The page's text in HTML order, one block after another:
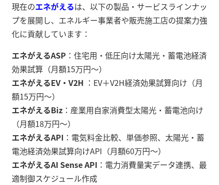
現在のエネがえるは、以下の製品・サービスラインナッ
プを展開し、エネルギー事業者や販売施工店の提案力強
化に貢献しています：
エネがえるASP ：住宅用・低圧向け太陽光・蓄電池経済
効果試算（月額15万円〜）
エネがえるEV・V2H ：EV＋V2H経済効果試算向け（月
額15万円〜）
エネがえるBiz ：産業用自家消費型太陽光・蓄電池向け
（月額18万円〜）
エネがえるAPI ：電気料金比較、単価参照、太陽光・蓄
電池経済効果試算向けAPI（月額60万円～）
エネがえるAI Sense API ：電力消費量実データ連携、最
適制御スケジュール作成